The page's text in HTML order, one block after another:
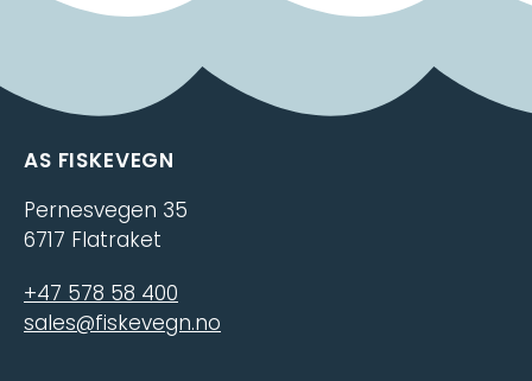
AS FISKEVEGN
Pernesvegen 35
6717 Flatraket
+47 578 58 400
sales@fiskevegn.no